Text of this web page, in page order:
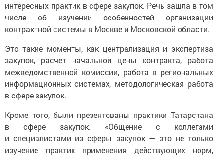
интересных практик в сфере закупок. Речь зашла в том
числе об изучении особенностей организации
контрактной системы в Москве и Московской области.
Это такие моменты, как централизация и экспертиза
закупок, расчет начальной цены контракта, работа
межведомственной комиссии, работа в региональных
информационных системах, методологическая работа
в сфере закупок.
Кроме того, были презентованы практики Татарстана
в сфере закупок. «Общение с коллегами
и специалистами из сферы закупок — это не только
изучение практик применения действующих норм,